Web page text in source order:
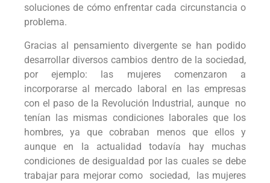
soluciones de cómo enfrentar cada circunstancia o
problema.
Gracias al pensamiento divergente se han podido
desarrollar diversos cambios dentro de la sociedad,
por ejemplo: las mujeres comenzaron a
incorporarse al mercado laboral en las empresas
con el paso de la Revolución Industrial, aunque no
tenían las mismas condiciones laborales que los
hombres, ya que cobraban menos que ellos y
aunque en la actualidad todavía hay muchas
condiciones de desigualdad por las cuales se debe
trabajar para mejorar como sociedad, las mujeres